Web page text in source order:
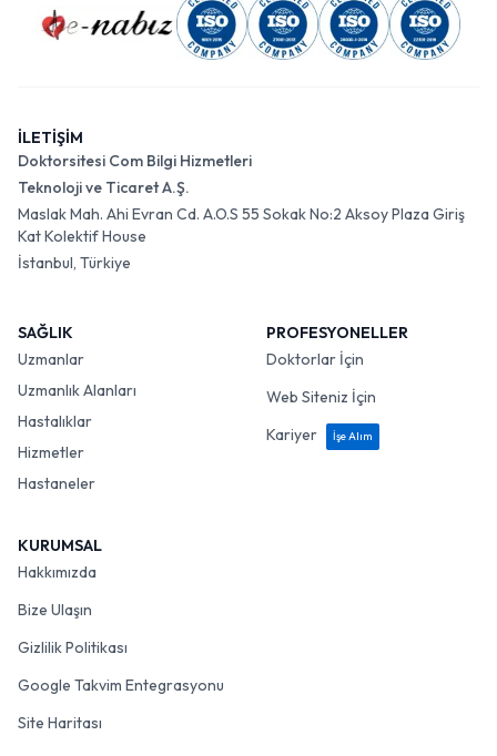
İLETİŞİM
Doktorsitesi Com Bilgi Hizmetleri
Teknoloji ve Ticaret A.Ş.
Maslak Mah. Ahi Evran Cd. A.O.S 55 Sokak No:2 Aksoy Plaza Giriş
Kat Kolektif House
İstanbul, Türkiye
SAĞLIK
Uzmanlar
Uzmanlık Alanları
Hastalıklar
Hizmetler
Hastaneler
PROFESYONELLER
Doktorlar İçin
Web Siteniz İçin
Kariyer
İşe Alım
KURUMSAL
Hakkımızda
Bize Ulaşın
Gizlilik Politikası
Google Takvim Entegrasyonu
Site Haritası